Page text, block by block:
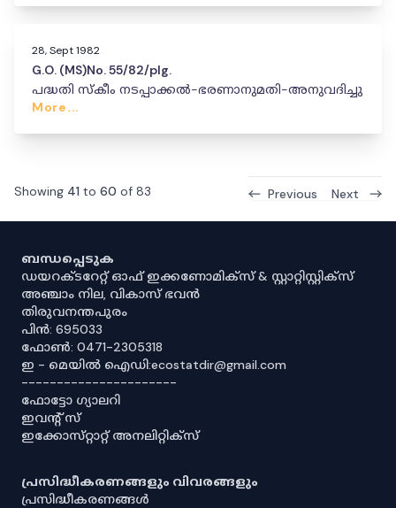
28, Sept 1982
G.O. (MS)No. 55/82/plg.
പദ്ധതി സ്കീം നടപ്പാക്കൽ-ഭരണാനുമതി-അനുവദിച്ചു
More...
Showing 41 to 60 of 83 Previous Next
ബന്ധപ്പെടുക
ഡയറക്ടറേറ്റ് ഓഫ് ഇക്കണോമിക്സ് & സ്റ്റാറ്റിസ്റ്റിക്സ്
അഞ്ചാം നില, വികാസ് ഭവൻ
തിരുവനന്തപുരം
പിൻ: 695033
ഫോൺ: 0471-2305318
ഇ - മെയിൽ ഐഡി:ecostatdir@gmail.com
----------------------
ഫോട്ടോ ഗ്യാലറി
ഇവൻ്റ് സ്
ഇക്കോസ്‌റ്റാറ്റ് അനലിറ്റിക്‌സ്
പ്രസിദ്ധീകരണങ്ങളും വിവരങ്ങളും
പ്രസിദ്ധീകരണങ്ങൾ